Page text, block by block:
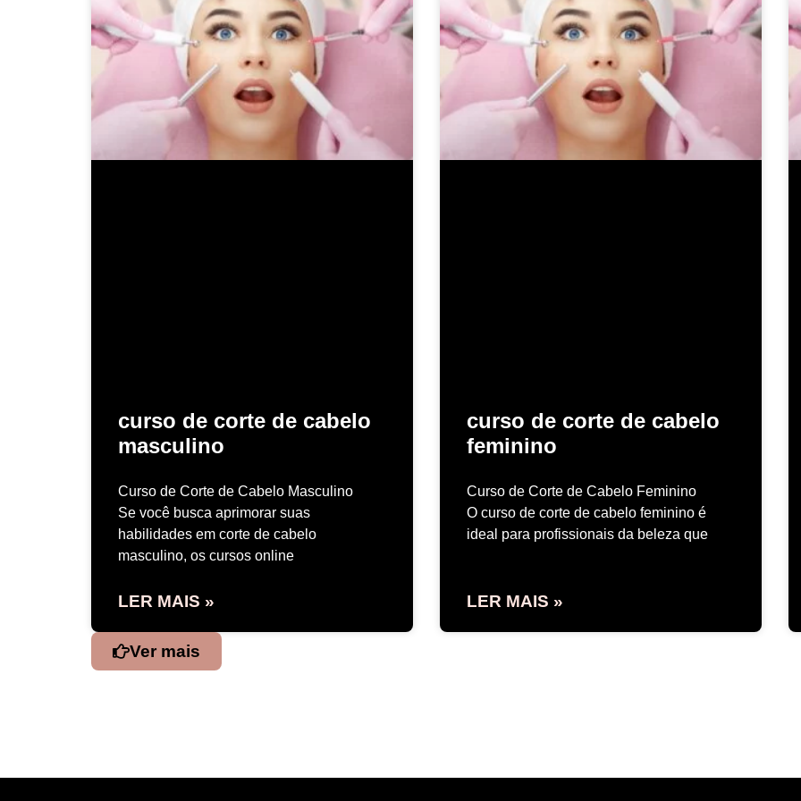
curso de corte de cabelo
masculino
Curso de Corte de Cabelo Masculino
Se você busca aprimorar suas
habilidades em corte de cabelo
masculino, os cursos online
LER MAIS »
curso de corte de cabelo
feminino
Curso de Corte de Cabelo Feminino
O curso de corte de cabelo feminino é
ideal para profissionais da beleza que
LER MAIS »
Ver mais